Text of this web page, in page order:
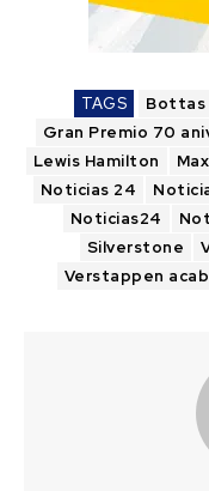
TAGS Bottas
Gran Premio 70
Lewis Hamilton
Noticias 24
Noticias24
Silverstone
Verstappen